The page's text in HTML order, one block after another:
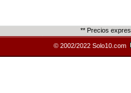
** Precios
© 2002/2022 Solo10.com